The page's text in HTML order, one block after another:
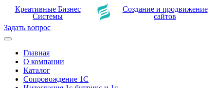
Креативные Бизнес
Системы
Создание и продвижение
сайтов
Задать вопрос
Главная
О компании
Каталог
Сопровождение 1С